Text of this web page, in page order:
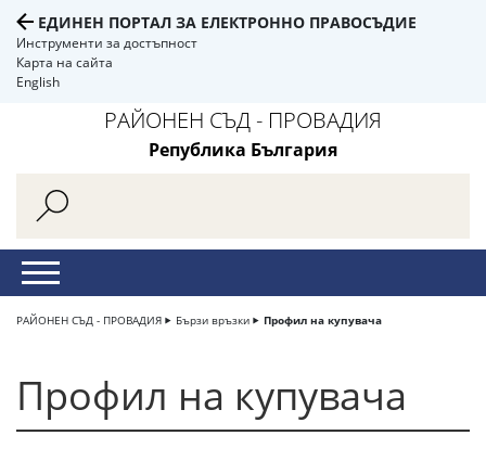
ЕДИНЕН ПОРТАЛ ЗА ЕЛЕКТРОННО ПРАВОСЪДИЕ
Инструменти за достъпност
Карта на сайта
English
РАЙОНЕН СЪД - ПРОВАДИЯ
Република България
РАЙОНЕН СЪД - ПРОВАДИЯ Бързи връзки Профил на купувача
Профил на купувача